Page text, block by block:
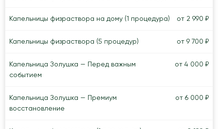
Капельницы физраствора на дому (1 процедура) от 2 990 ₽
Капельницы физраствора (5 процедур) от 9 700 ₽
Капельница Золушка — Перед важным
событием
от 4 000 ₽
Капельница Золушка — Премиум
восстановление
от 6 000 ₽